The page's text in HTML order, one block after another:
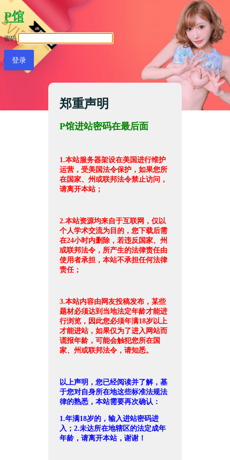
P馆
密码
郑重声明
P馆进站密码在最后面
1.本站服务器架设在美国进行维护
运营，受美国法令保护，如果您所
在国家、州或联邦法令禁止访问，
请离开本站；
2.本站资源均来自于互联网，仅以
个人学术交流为目的，您下载后需
在24小时内删除，若违反国家、州
或联邦法令，所产生的法律责任由
使用者承担，本站不承担任何法律
责任；
3.本站内容由网友投稿发布，某些
题材必须达到当地法定年龄才能进
行浏览，因此您必须年满18岁以上
才能进站，如果仅为了进入网站而
谎报年龄，可能会触犯您所在国
家、州或联邦法令，请知悉。
以上声明，您已经阅读并了解，基
于您对自身所在地这些标准法规法
律的熟悉，本站需要再次确认：
1.年满18岁的，输入进站密码进
入；2.未达所在地辖区的法定成年
年龄，请离开本站，谢谢！